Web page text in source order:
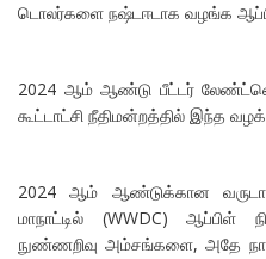
டொலர்களை நஷ்டஈடாக வழங்க
2024 ஆம் ஆண்டு பீட்டர்
கூட்டாட்சி நீதிமன்றத்தில் இந்த
2024 ஆம் ஆண்டுக்கான
மாநாட்டில் (WWDC) ஆப்பிள்
நுண்ணறிவு அம்சங்களை, அதே